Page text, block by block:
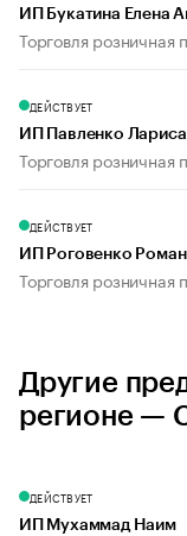
ИП Букатина Елена
Торговля
ДЕЙСТВУЕТ
ИП Павленко
Торговля
ДЕЙСТВУЕТ
ИП Роговенко
Торговля
Другие
регионе —
ДЕЙСТВУЕТ
ИП Мухаммад Наим